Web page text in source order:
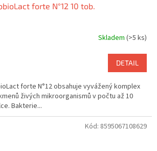
forte N°12 10 tob.
Skladem (>5 ks)
DETAIL
forte N°12 obsahuje vyvážený komplex
živých mikroorganismů v počtu až 10
Bakterie...
Kód: 8595067108629